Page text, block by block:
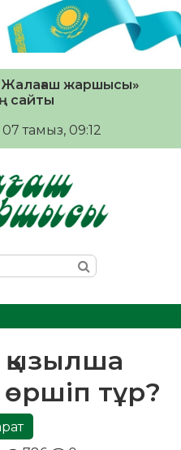
жаршысы»
сайты
тамыз, 09:12
қызылша
тұр?